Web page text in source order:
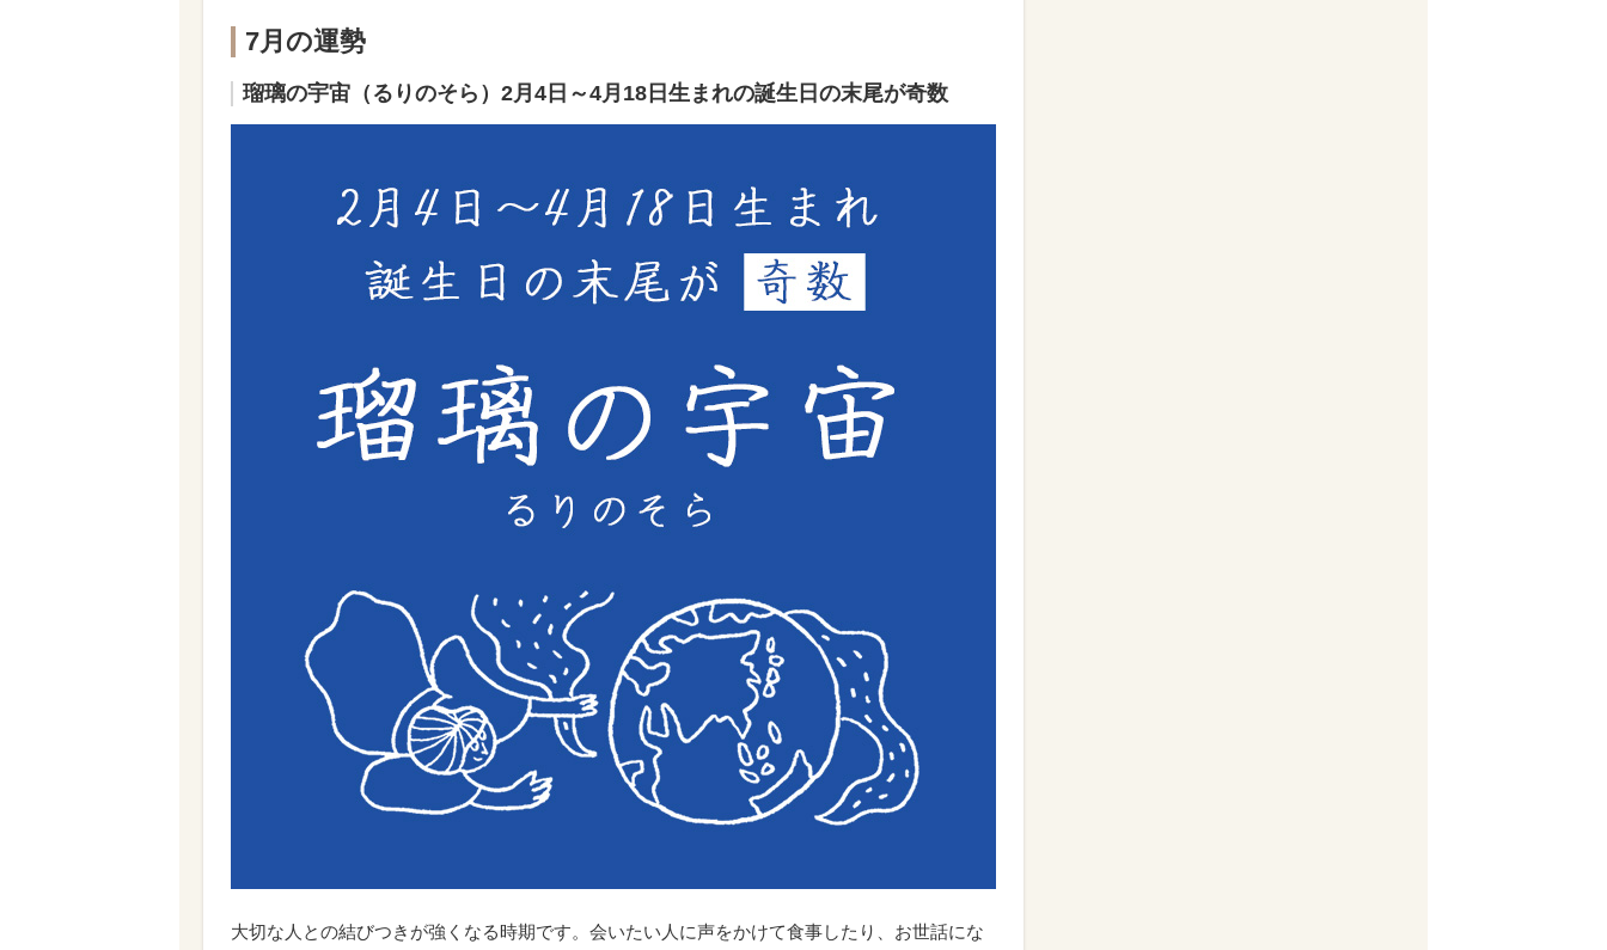
7月の運勢
瑠璃の宇宙（るりのそら）2月4日～4月18日生まれの誕生日の末尾が奇数
大切な人との結びつきが強くなる時期です。会いたい人に声をかけて食事したり、お世話にな